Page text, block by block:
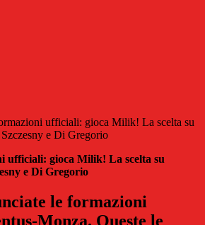
ufficiali: gioca Milik! La scelta su
e Di Gregorio
ufficiali: gioca Milik! La scelta su
e Di Gregorio
le formazioni
Monza. Queste le